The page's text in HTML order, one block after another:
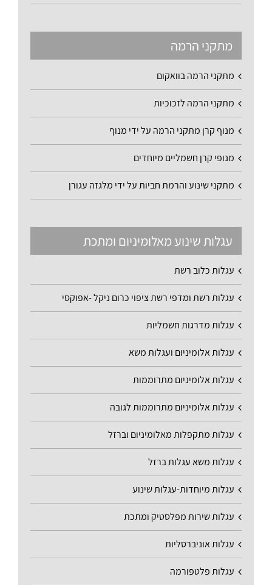
מתקני הרמה
מתקני הרמה בוואקום
מתקני הרמה לזכוכיות
מנוף קרן מתקני הרמה על ידי מנוף
מנופי קרן חשמליים מיוחדים
מתקני שינוע והרמת חביות על ידי מלגזה עגורן
עגלות שינוע מאלומיניום ומתכת
עגלות כלוב רשת
עגלות רשת ומדפי רשת ציפוי כרום ניקל -אפוקסי
עגלות מדרגות חשמליות
עגלות אלומיניום ועגלות משא
עגלות אלומיניום מתרוממות
עגלות אלומיניום מתרוממות לגובה
עגלות מתקפלות מאלומיניום וברזל
עגלות משא עגלות ברזל
עגלות מיוחדות-עגלות שינוע
עגלות שירות מפלסטיק ומתכת
עגלות אוניברסליות
עגלות פלטפורמה